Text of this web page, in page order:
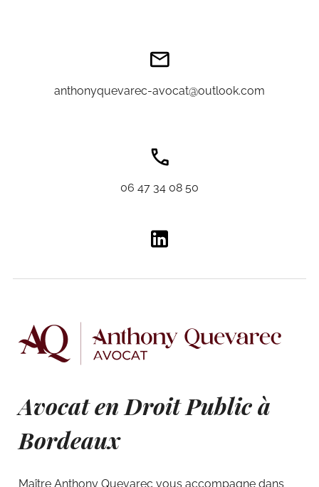
anthonyquevarec-avocat@outlook.com
06 47 34 08 50
Avocat en Droit Public à
Bordeaux
Maître Anthony Quevarec vous accompagne dans